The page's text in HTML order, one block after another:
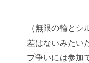
（無限の輪と
差はないみたい
プ争いには参加